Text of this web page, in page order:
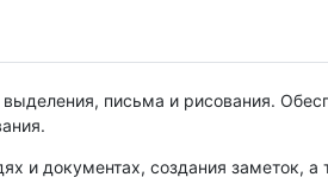
письма и рисования.
и документах, создания заметок,